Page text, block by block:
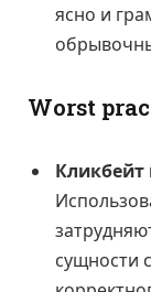
ясно и
Worst
Кликбейт
сущности